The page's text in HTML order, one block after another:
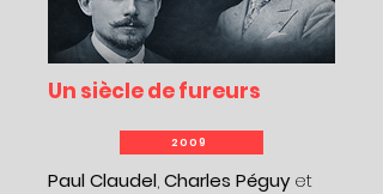
Un siècle de fureurs
2009
Paul Claudel,Charles Péguyet